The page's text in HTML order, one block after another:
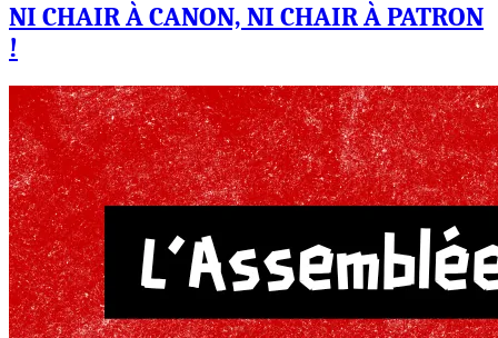
NI CHAIR À CANON, NI CHAIR À PATRON
!